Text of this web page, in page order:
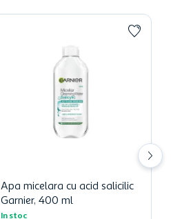
Apa micelara cu acid salicilic
Garnier, 400 ml
In stoc